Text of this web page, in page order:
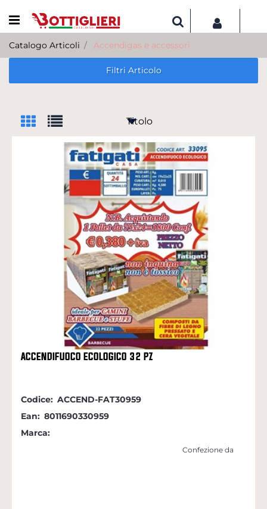
Open menu
Catalogo Articoli Accendigas e accessori
Filtri Articolo
ACCENDIFUOCO ECOLOGICO 32 PZ
Codice: ACCEND-FAT30959
Ean: 8011690330959
Marca:
Confezione da